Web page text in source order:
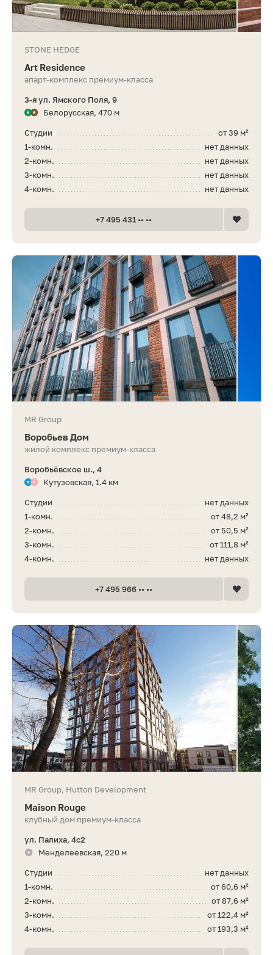
STONE HEDGE
Art Residence
апарт-комплекс премиум-класса
3-я ул. Ямского Поля, 9
Белорусская, 470 м
от 39 м²
Студии
нет данных
1-комн.
нет данных
2-комн.
нет данных
3-комн.
нет данных
4-комн.
+7 495 431 •• ••
MR Group
Воробьев Дом
жилой комплекс премиум-класса
Воробьёвское ш., 4
Кутузовская, 1.4 км
нет данных
Студии
от 48,2 м²
1-комн.
от 50,5 м²
2-комн.
от 111,8 м²
3-комн.
нет данных
4-комн.
+7 495 966 •• ••
MR Group, Hutton Development
Maison Rouge
клубный дом премиум-класса
ул. Палиха, 4с2
Менделеевская, 220 м
нет данных
Студии
от 60,6 м²
1-комн.
от 87,6 м²
2-комн.
от 122,4 м²
3-комн.
от 193,3 м²
4-комн.